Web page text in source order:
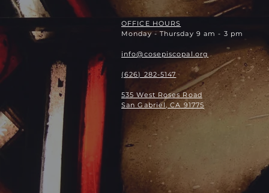
OFFICE HOURS
Monday - Thursday 9 am - 3 pm
info@cosepiscopal.org
(626) 282-5147
535 West Roses Road
San Gabriel, CA 91775